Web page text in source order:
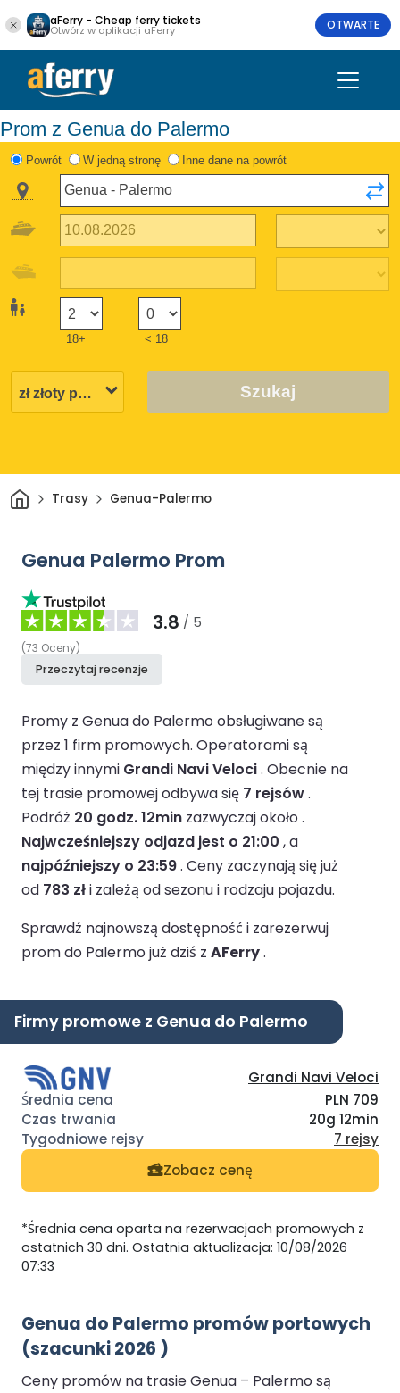
aFerry - Cheap ferry tickets
Otwórz w aplikacji aFerry OTWARTE
Prom z Genua do Palermo
Powrót W jedną stronę Inne dane na powrót
18+ < 18
Szukaj
DomTrasy Genua-Palermo
Genua Palermo Prom
3.8 / 5
(73 Oceny)
Przeczytaj recenzje
Promy z Genua do Palermo obsługiwane są
przez 1 firm promowych. Operatorami są
między innymi Grandi Navi Veloci. Obecnie na
tej trasie promowej odbywa się 7 rejsów.
Podróż 20 godz. 12min zazwyczaj około .
Najwcześniejszy odjazd jest o 21:00 , a
najpóźniejszy o 23:59. Ceny zaczynają się już
od 783 złi zależą od sezonu i rodzaju pojazdu.
Sprawdź najnowszą dostępność i zarezerwuj
prom do Palermo już dziś z AFerry.
Firmy promowe z Genua do Palermo
Grandi Navi Veloci
PLN 709
20g 12min
7 rejsy
Zobacz cenę
*Średnia cena oparta na rezerwacjach promowych z
ostatnich 30 dni. Ostatnia aktualizacja: 10/08/2026
07:33
Genua do Palermo promów portowych
(szacunki 2026 )
Ceny promów na trasie Genua – Palermo są